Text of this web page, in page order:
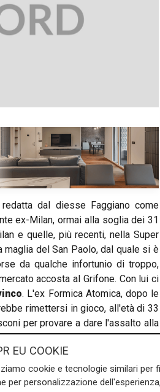
dal diesse Faggiano come
ex-Milan, ormai alla soglia dei 31
e quelle, più recenti, nella Super
del San Paolo, dal quale si è
da qualche infortunio di troppo,
accosta al Grifone. Con lui ci
. L'ex Formica Atomica, dopo le
rimettersi in gioco, all'età di 33
per provare a dare l'assalto alla
potrebbero portare il Genoa a
A:
Pandev-Pato-Giovinco, 101
EU COOKIE
cookie e tecnologie similari per
per personalizzazione